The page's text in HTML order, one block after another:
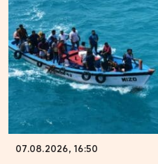
07.08.2026, 16:50